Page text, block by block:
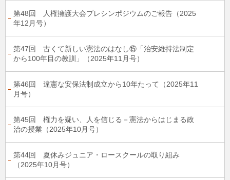
第48回 人権擁護大会プレシンポジウムのご報告（2025
年12月号）
第47回 古くて新しい憲法のはなし⑮「治安維持法制定
から100年目の教訓」（2025年11月号）
第46回 違憲な安保法制成立から10年たって（2025年11
月号）
第45回 権力を疑い、人を信じる－憲法からはじまる政
治の授業（2025年10月号）
第44回 夏休みジュニア・ロースクールの取り組み
（2025年10月号）